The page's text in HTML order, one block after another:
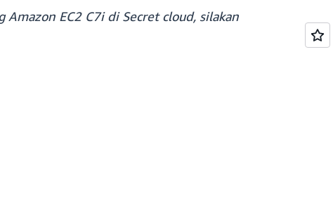
EC2 C7i di Secret cloud, silakan